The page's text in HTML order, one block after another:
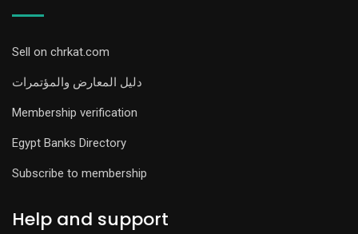
Sell on chrkat.com
دليل المعارض والمؤتمرات
Membership verification
Egypt Banks Directory
Subscribe to membership
Help and support